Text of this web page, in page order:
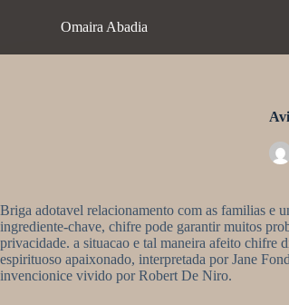
e
n
i
d
o
Omaira Abadia
Briga adotavel relacionamento com as familias e
ingrediente-chave, chifre pode garantir muitos
privacidade. a situacao e tal maneira afeito chifre
espirituoso apaixonado, interpretada por Jane
invencionice vivido por Robert De Niro.